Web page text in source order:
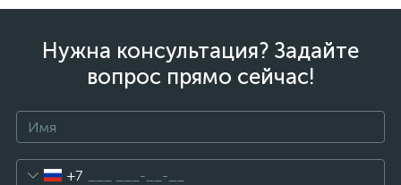
Нужна консультация? Задайте
вопрос прямо сейчас!
+7